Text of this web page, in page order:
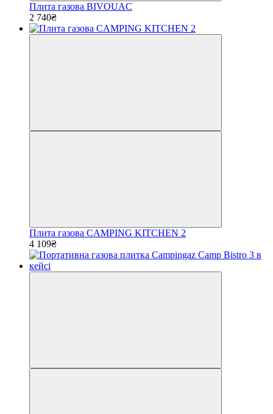
Плита газова BIVOUAC
2 740₴
Плита газова CAMPING KITCHEN 2
4 109₴